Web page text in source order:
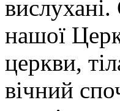
нашої
церкви,
вічний